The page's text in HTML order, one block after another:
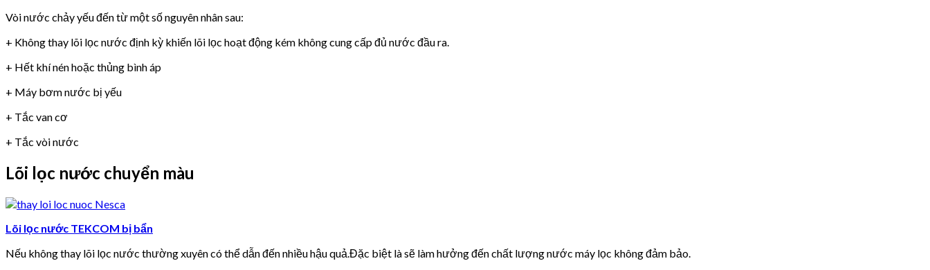
Vòi nước chảy yếu đến từ một số nguyên nhân sau:
+ Không thay lõi lọc nước định kỳ khiến lõi lọc hoạt động kém không cung cấp đủ nước đầu ra.
+ Hết khí nén hoặc thủng bình áp
+ Máy bơm nước bị yếu
+ Tắc van cơ
+ Tắc vòi nước
Lõi lọc nước chuyển màu
Lõi lọc nước TEKCOM bị bẩn
Nếu không thay lõi lọc nước thường xuyên có thể dẫn đến nhiều hậu quả.Đặc biệt là sẽ làm hưởng đến chất lượng nước máy lọc không đảm bảo.